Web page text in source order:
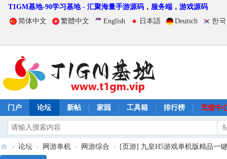
T1GM基地-90学习基地 - 汇聚海量手游源码，服务端，游戏源码
简体中文
繁體中文 English 日本語 Deutsch 한
门户 论坛 新帖 家园 工具箱 排行榜 充值中
» 论坛 › 网游单机 › 网游综合 › [页游] 九皇H5游戏单机版精品一